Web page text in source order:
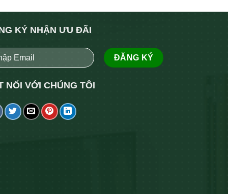
KÝ NHẬN ƯU ĐÃI
NỐI VỚI CHÚNG TÔI